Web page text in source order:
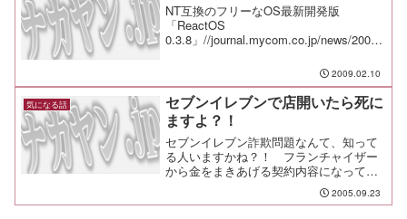
NT互換のフリーなOS最新開発版
「ReactOS
0.3.8」//journal.mycom.co.jp/news/2009/
版//journal.mycom....
2009.02.10
気になる話
セブンイレブンで店開いたら死に
ますよ？！
セブンイレブン詐欺問題なんて、知って
る人いますかね？！ フランチャイザー
から金をまきあげる契約内容になってい
て、裁判でも負けたりしている問題で
2005.09.23